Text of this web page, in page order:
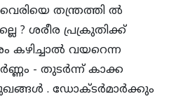
തന്ത്രത്തി ല്‍
? ശരീര പ്രക്രുതിക്ക്‌
വയറെന്ന
- തുടര്‍ന്ന്‌ കാക്ക
. ഡോക്‌ടര്‍മാര്‍ക്കും